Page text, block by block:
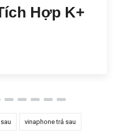
Hợp K+
vinaphone trả sau